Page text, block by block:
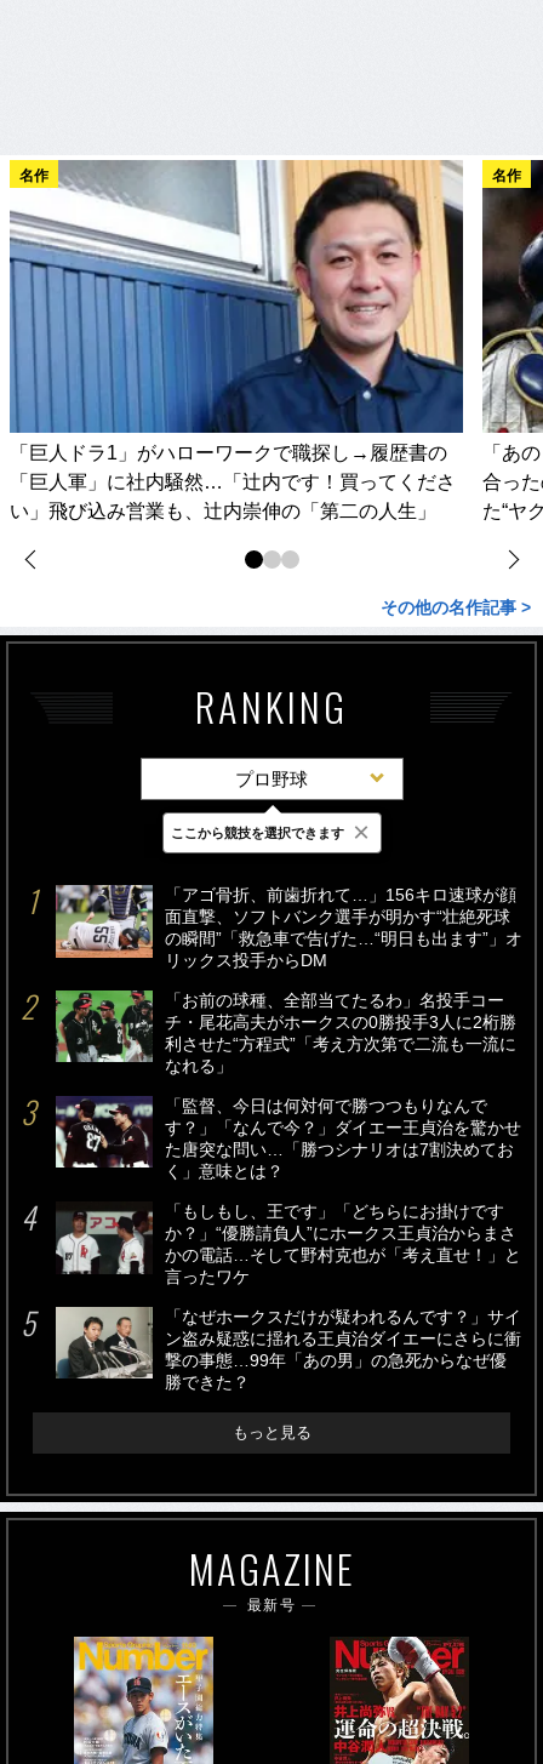
名作
「巨人ドラ1」がハローワークで職探し→履歴書の
「巨人軍」に社内騒然…「辻内です！買ってくださ
い」飛び込み営業も、辻内崇伸の「第二の人生」
名作
「あ
合っ
た“ヤ
その他の名作記事 >
RANKING
プロ野球
最新 24時間 週間
「アゴ骨折、前歯折れて…」156キロ速球が顔
面直撃、ソフトバンク選手が明かす“壮絶死球
の瞬間”「救急車で告げた…“明日も出ます”」オ
リックス投手からDM
「お前の球種、全部当てたるわ」名投手コー
チ・尾花高夫がホークスの0勝投手3人に2桁勝
利させた“方程式”「考え方次第で二流も一流に
なれる」
「監督、今日は何対何で勝つつもりなんで
す？」「なんで今？」ダイエー王貞治を驚かせ
た唐突な問い…「勝つシナリオは7割決めてお
く」意味とは？
「もしもし、王です」「どちらにお掛けです
か？」“優勝請負人”にホークス王貞治からまさ
かの電話…そして野村克也が「考え直せ！」と
言ったワケ
「なぜホークスだけが疑われるんです？」サイ
ン盗み疑惑に揺れる王貞治ダイエーにさらに衝
撃の事態…99年「あの男」の急死からなぜ優
勝できた？
もっと見る
MAGAZINE
最新号
ここから競技を選択できます ×